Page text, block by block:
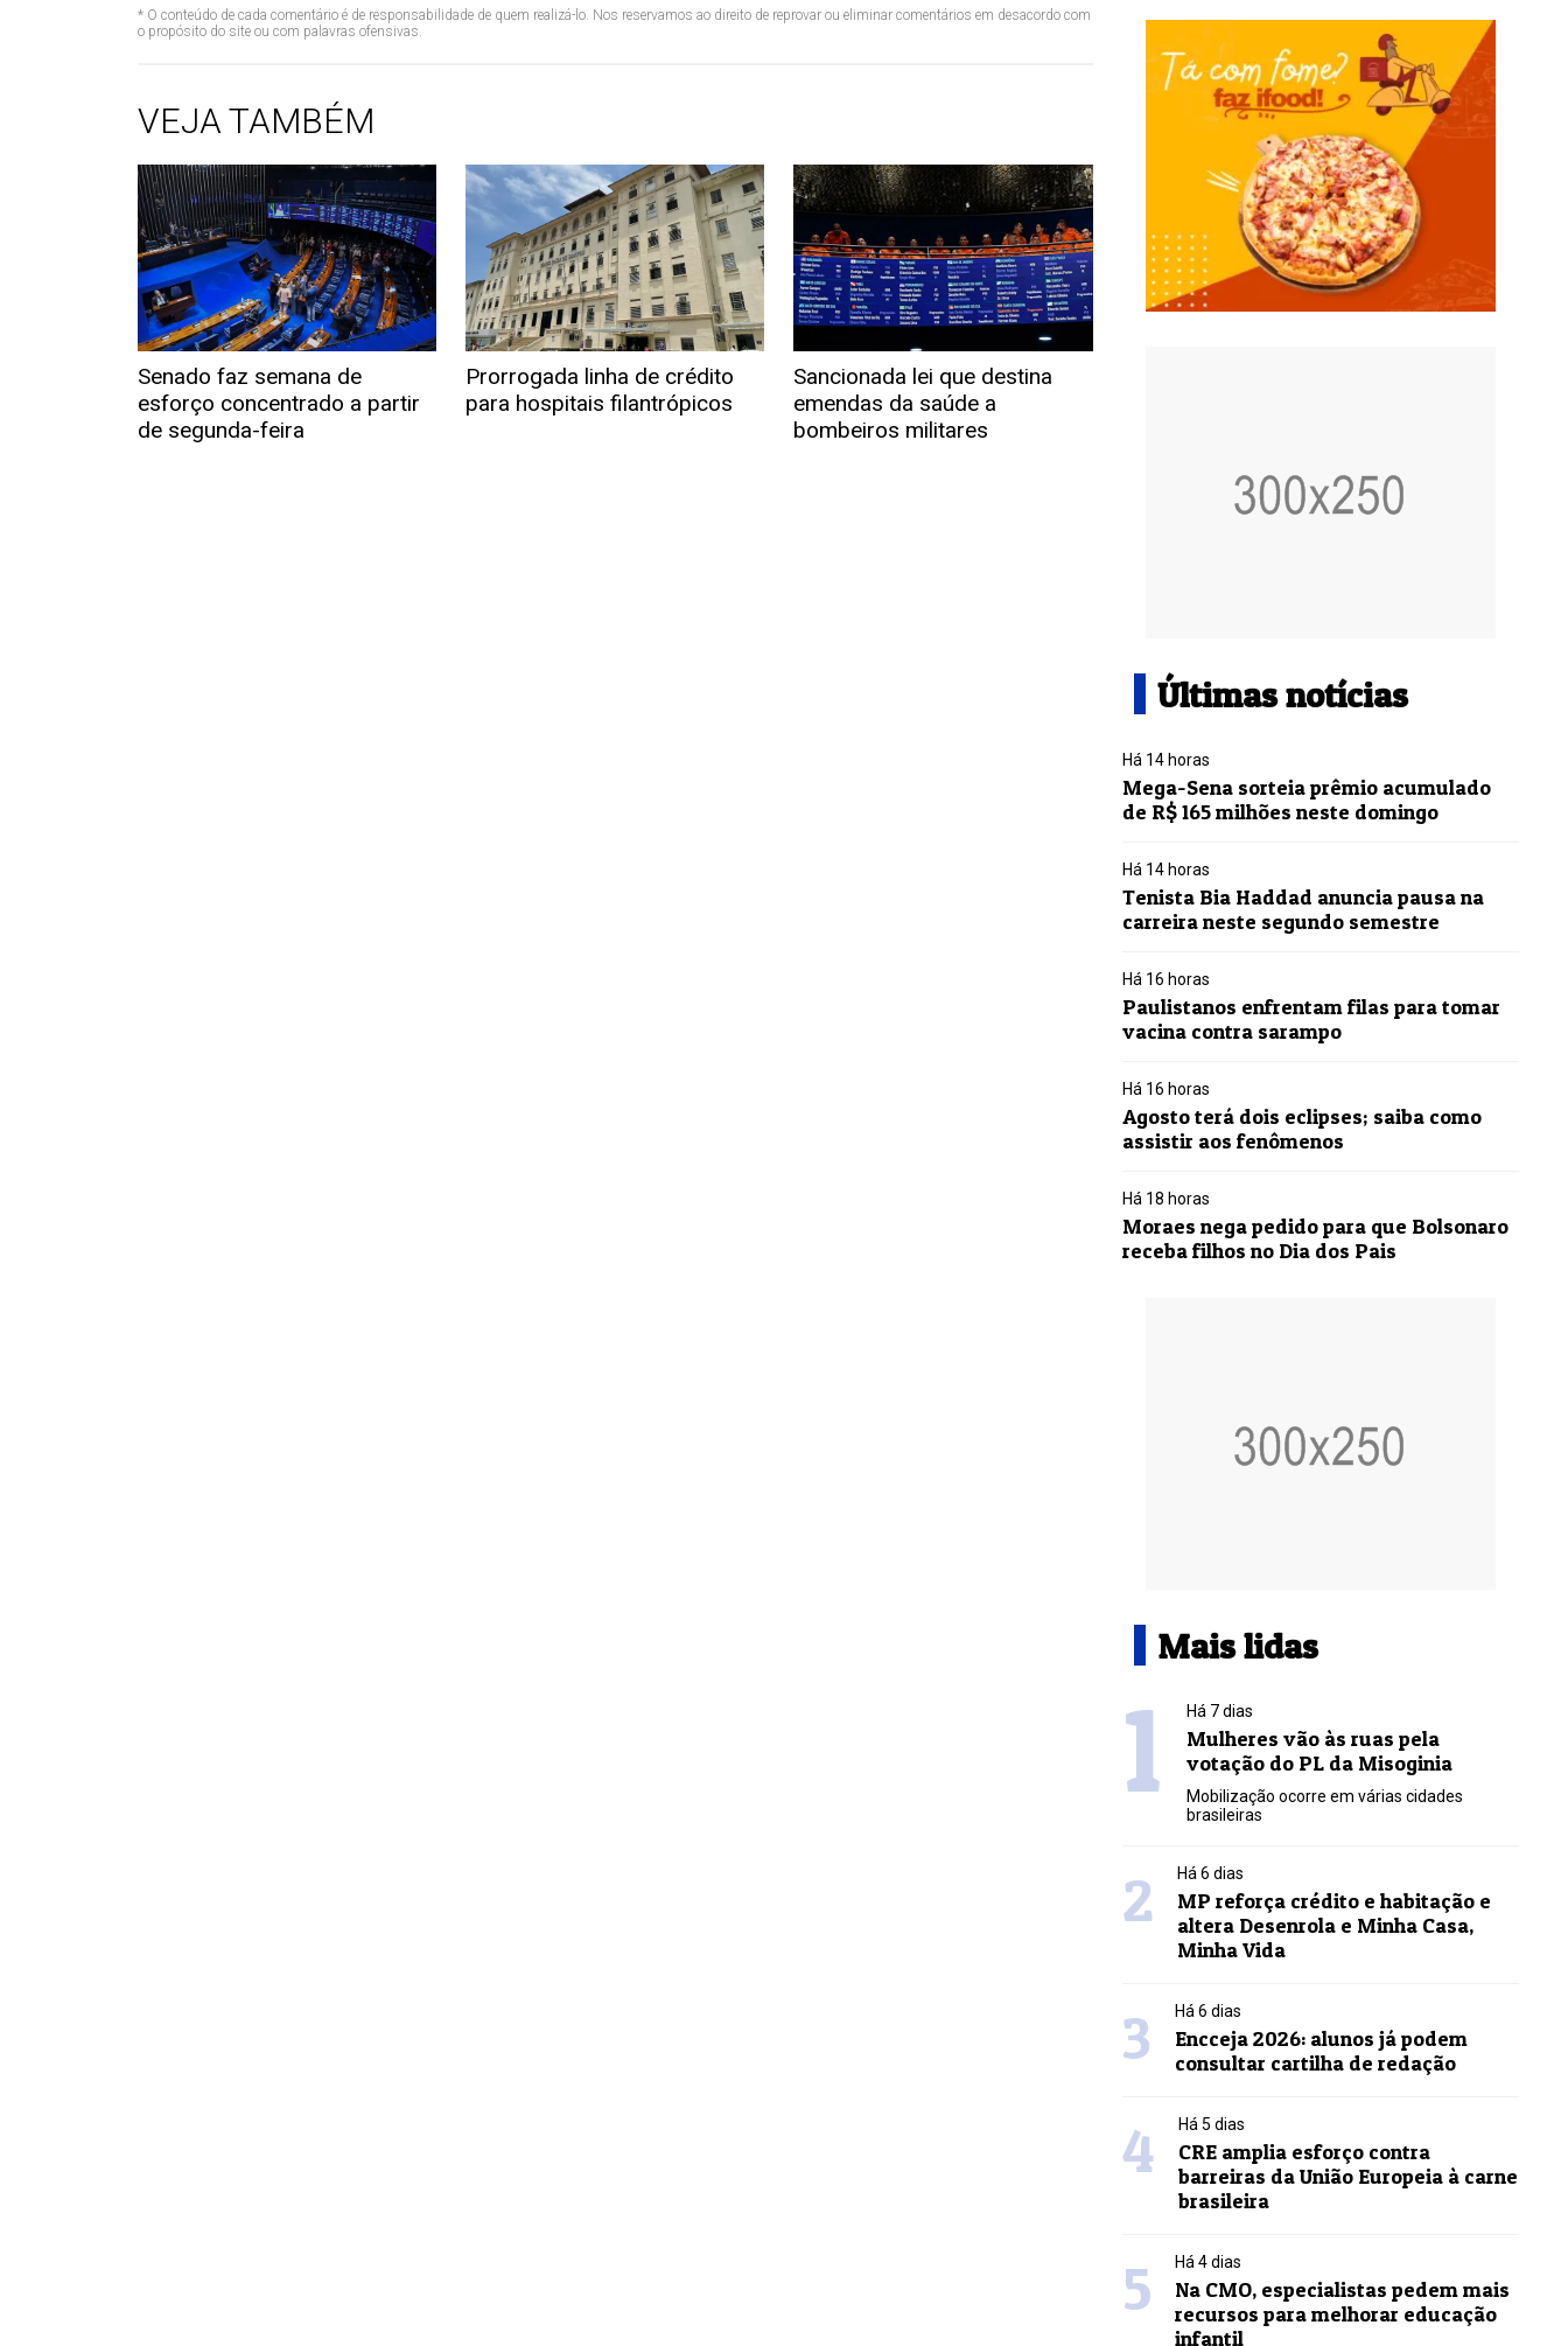
* O conteúdo de cada comentário é de responsabilidade de quem realizá-lo. Nos reservamos ao direito de reprovar ou eliminar comentários em desacordo com
o propósito do site ou com palavras ofensivas.
VEJA TAMBÉM
Senado faz semana de
esforço concentrado a partir
de segunda-feira
Prorrogada linha de crédito
para hospitais filantrópicos
Sancionada lei que destina
emendas da saúde a
bombeiros militares
Últimas notícias
Há 14 horas
Mega-Sena sorteia prêmio acumulado
de R$ 165 milhões neste domingo
Há 14 horas
Tenista Bia Haddad anuncia pausa na
carreira neste segundo semestre
Há 16 horas
Paulistanos enfrentam filas para tomar
vacina contra sarampo
Há 16 horas
Agosto terá dois eclipses; saiba como
assistir aos fenômenos
Há 18 horas
Moraes nega pedido para que Bolsonaro
receba filhos no Dia dos Pais
Mais lidas
1 Há 7 dias
Mulheres vão às ruas pela
votação do PL da Misoginia
Mobilização ocorre em várias cidades
brasileiras
2 Há 6 dias
MP reforça crédito e habitação e
altera Desenrola e Minha Casa,
Minha Vida
3 Há 6 dias
Encceja 2026: alunos já podem
consultar cartilha de redação
4 Há 5 dias
CRE amplia esforço contra
barreiras da União Europeia à carne
brasileira
5 Há 4 dias
Na CMO, especialistas pedem mais
recursos para melhorar educação
infantil